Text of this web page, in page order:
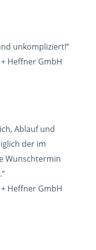
unkompliziert!“
Heffner GmbH
Ablauf und
der im
Wunschtermin
Heffner GmbH